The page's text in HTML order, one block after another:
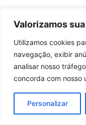
Valorizamos
Utilizamos cookies
navegação, exibir
analisar nosso
concorda com nosso
Personalizar